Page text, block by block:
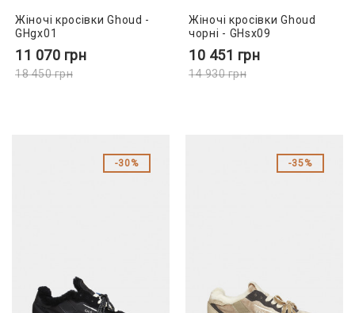
Жіночі кросівки Ghoud -
GHgx01
11 070 грн
18 450грн
Жіночі кросівки Ghoud
чорні - GHsx09
10 451 грн
14 930грн
30% 35%